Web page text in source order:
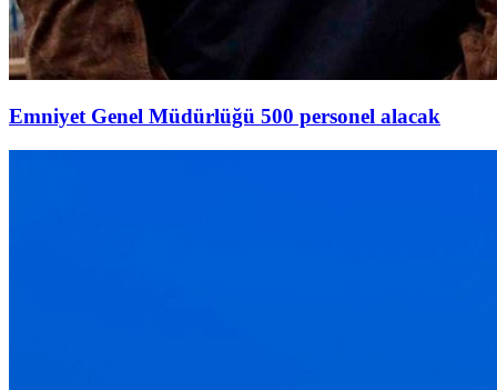
Emniyet Genel Müdürlüğü 500 personel alacak